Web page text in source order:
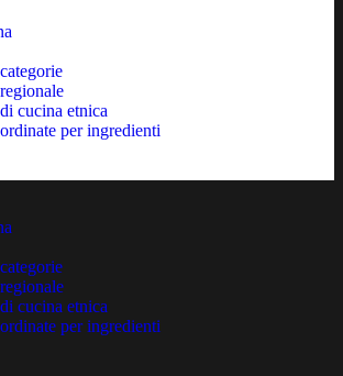
cucina etnica
per ingredienti
cucina etnica
per ingredienti